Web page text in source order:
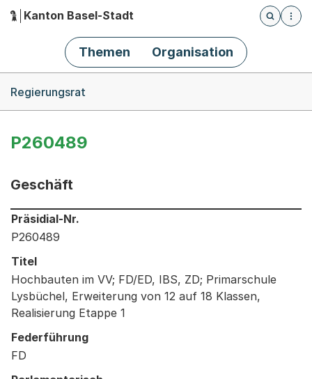
Hauptnavigation
Kanton Basel-Stadt
Öffnet
Themen Organisation
Regierungsrat
P260489
Geschäft
Informationen zum Ausgewählten Geschäft
Präsidial-Nr.
P260489
Titel
Hochbauten im VV; FD/ED, IBS, ZD; Primarschule
Lysbüchel, Erweiterung von 12 auf 18 Klassen,
Realisierung Etappe 1
Federführung
FD